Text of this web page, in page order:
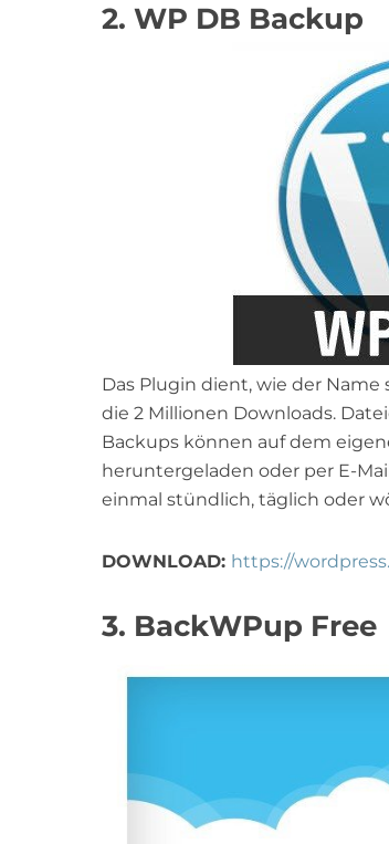
2. WP DB Backup
Das Plugin dient, wie der
die 2 Millionen Downloads.
Backups können auf dem
heruntergeladen oder per E-
einmal stündlich, täglich oder
DOWNLOAD: https://
3. BackWPup Free